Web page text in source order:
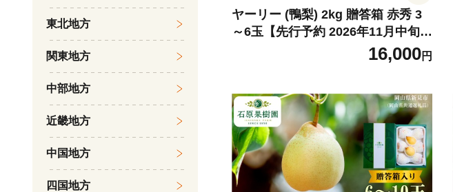
ヤーリー (鴨梨) 2kg 贈答箱 赤秀 3
～6玉【先行予約 2026年11月中旬か
16,000円
東北地方
関東地方
中部地方
近畿地方
中国地方
四国地方